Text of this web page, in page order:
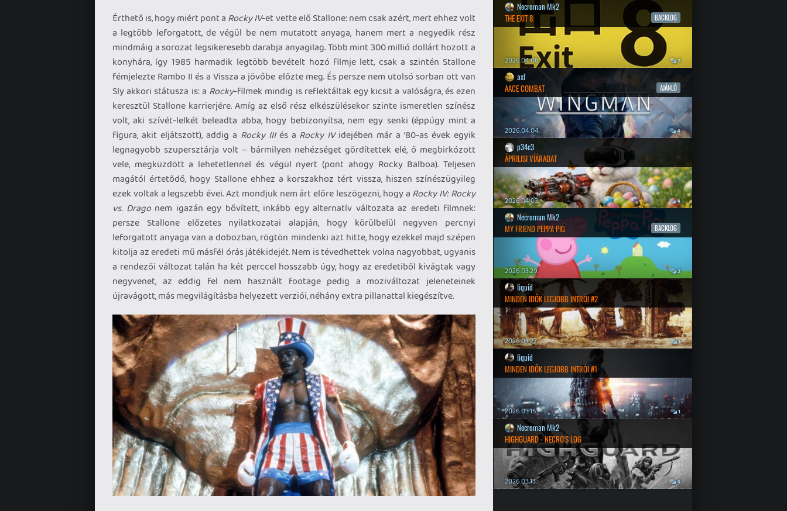
Érthető is, hogy miért pont a Rocky IV-et vette elő Stallone: nem csak azért, mert ehhez volt
a legtöbb leforgatott, de végül be nem mutatott anyaga, hanem mert a negyedik rész
mindmáig a sorozat legsikeresebb darabja anyagilag. Több mint 300 millió dollárt hozott a
konyhára, így 1985 harmadik legtöbb bevételt hozó filmje lett, csak a szintén Stallone
fémjelezte Rambo II és a Vissza a jövőbe előzte meg. És persze nem utolsó sorban ott van
Sly akkori státusza is: a Rocky-filmek mindig is reflektáltak egy kicsit a valóságra, és ezen
keresztül Stallone karrierjére. Amíg az első rész elkészülésekor szinte ismeretlen színész
volt, aki szívét-lelkét beleadta abba, hogy bebizonyítsa, nem egy senki (éppúgy mint a
figura, akit eljátszott), addig a Rocky IIIés a Rocky IVidejében már a ’80-as évek egyik
legnagyobb szupersztárja volt – bármilyen nehézséget gördítettek elé, ő megbirkózott
vele, megküzdött a lehetetlennel és végül nyert (pont ahogy Rocky Balboa). Teljesen
magától értetődő, hogy Stallone ehhez a korszakhoz tért vissza, hiszen színészügyileg
ezek voltak a legszebb évei. Azt mondjuk nem árt előre leszögezni, hogy a Rocky IV: Rocky
vs. Dragonem igazán egy bővített, inkább egy alternatív változata az eredeti filmnek:
persze Stallone előzetes nyilatkozatai alapján, hogy körülbelül negyven percnyi
leforgatott anyaga van a dobozban, rögtön mindenki azt hitte, hogy ezekkel majd szépen
kitolja az eredeti mű másfél órás játékidejét. Nem is tévedhettek volna nagyobbat, ugyanis
a rendezői változat talán ha két perccel hosszabb úgy, hogy az eredetiből kivágtak vagy
negyvenet, az eddig fel nem használt footage pedig a moziváltozat jeleneteinek
újravágott, más megvilágításba helyezett verziói, néhány extra pillanattal kiegészítve.
Necroman Mk2
THE EXIT 8
BACKLOG
2026.04.08. 7
axl
AACE COMBAT
AJÁNLÓ
2026.04.04. 4
p34c3
ÁPRILISI VÍÁRADAT
2026.04.03. 4
Necroman Mk2
MY FRIEND PEPPA PIG
BACKLOG
2026.03.29. 2
liquid
MINDEN IDŐK LEGJOBB INTRÓI #2
2026.03.27. 1
liquid
MINDEN IDŐK LEGJOBB INTRÓI #1
2026.03.15. 1
Necroman Mk2
HIGHGUARD - NECRO'S LOG
2026.03.13. 4